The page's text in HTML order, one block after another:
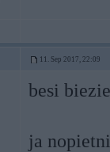
11. Sep 2017, 22:09
besi
ja